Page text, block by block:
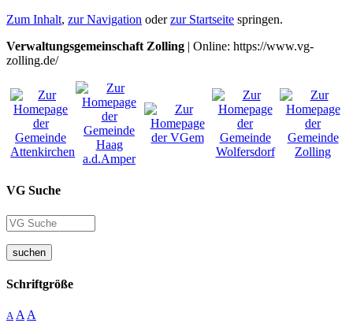
Zum Inhalt, zur Navigation oderzur Startseite springen.
Verwaltungsgemeinschaft Zolling | Online: https://www.vg-
zolling.de/
VG Suche
suchen
Schriftgröße
A A A